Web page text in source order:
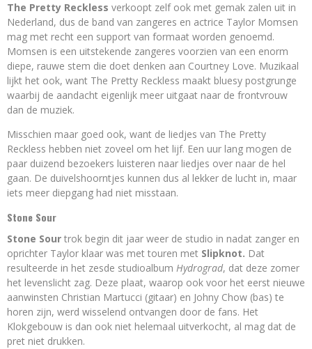
The Pretty Reckless verkoopt zelf ook met gemak zalen uit in
Nederland, dus de band van zangeres en actrice Taylor Momsen
mag met recht een support van formaat worden genoemd.
Momsen is een uitstekende zangeres voorzien van een enorm
diepe, rauwe stem die doet denken aan Courtney Love. Muzikaal
lijkt het ook, want The Pretty Reckless maakt bluesy postgrunge
waarbij de aandacht eigenlijk meer uitgaat naar de frontvrouw
dan de muziek.
Misschien maar goed ook, want de liedjes van The Pretty
Reckless hebben niet zoveel om het lijf. Een uur lang mogen de
paar duizend bezoekers luisteren naar liedjes over naar de hel
gaan. De duivelshoorntjes kunnen dus al lekker de lucht in, maar
iets meer diepgang had niet misstaan.
Stone Sour
Stone Sour trok begin dit jaar weer de studio in nadat zanger en
oprichter Taylor klaar was met touren met Slipknot. Dat
resulteerde in het zesde studioalbum Hydrograd, dat deze zomer
het levenslicht zag. Deze plaat, waarop ook voor het eerst nieuwe
aanwinsten Christian Martucci (gitaar) en Johny Chow (bas) te
horen zijn, werd wisselend ontvangen door de fans. Het
Klokgebouw is dan ook niet helemaal uitverkocht, al mag dat de
pret niet drukken.